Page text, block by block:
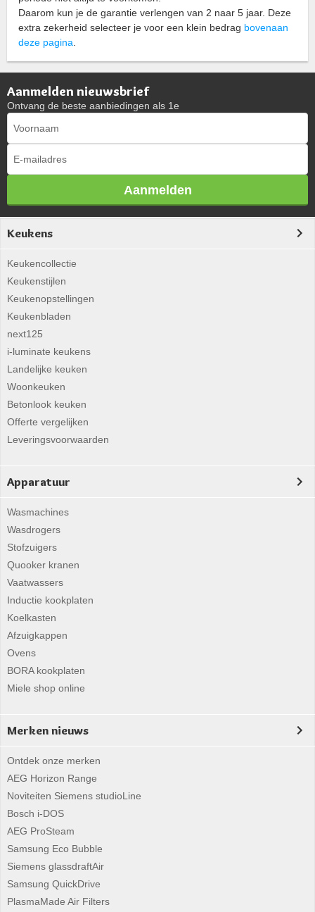
Daarom kun je de garantie verlengen van 2 naar 5 jaar. Deze
extra zekerheid selecteer je voor een klein bedrag bovenaan
deze pagina
Aanmelden nieuwsbrief
Ontvang de beste aanbiedingen als 1e
Aanmelden
Keukens
Keukencollectie
Keukenstijlen
Keukenopstellingen
Keukenbladen
next125
i-luminate keukens
Landelijke keuken
Woonkeuken
Betonlook keuken
Offerte vergelijken
Leveringsvoorwaarden
Apparatuur
Wasmachines
Wasdrogers
Stofzuigers
Quooker kranen
Vaatwassers
Inductie kookplaten
Koelkasten
Afzuigkappen
Ovens
BORA kookplaten
Miele shop online
Merken nieuws
Ontdek onze merken
AEG Horizon Range
Noviteiten Siemens studioLine
Bosch i-DOS
AEG ProSteam
Samsung Eco Bubble
Siemens glassdraftAir
Samsung QuickDrive
PlasmaMade Air Filters